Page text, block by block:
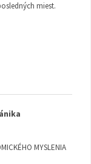
miest.
MYSLENIA